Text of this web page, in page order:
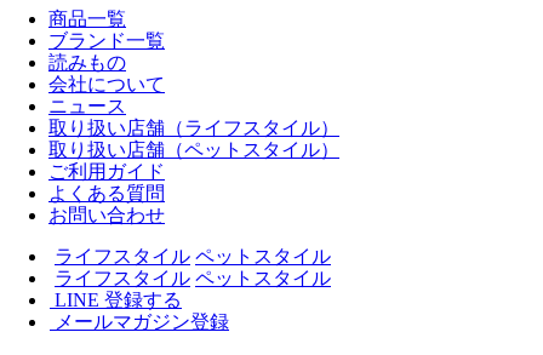
商品一覧
ブランド一覧
読みもの
会社について
ニュース
取り扱い店舗（ライフスタイル）
取り扱い店舗（ペットスタイル）
ご利用ガイド
よくある質問
お問い合わせ
ライフスタイル ペットスタイル
ライフスタイル ペットスタイル
LINE 登録する
メールマガジン登録